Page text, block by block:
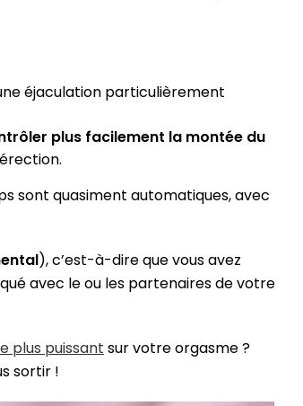
éjaculation particulièrement
plus facilement la montée du
sont quasiment automatiques, avec
), c’est-à-dire que vous avez
avec le ou les partenaires de votre
plus puissant sur votre orgasme ?
sortir !